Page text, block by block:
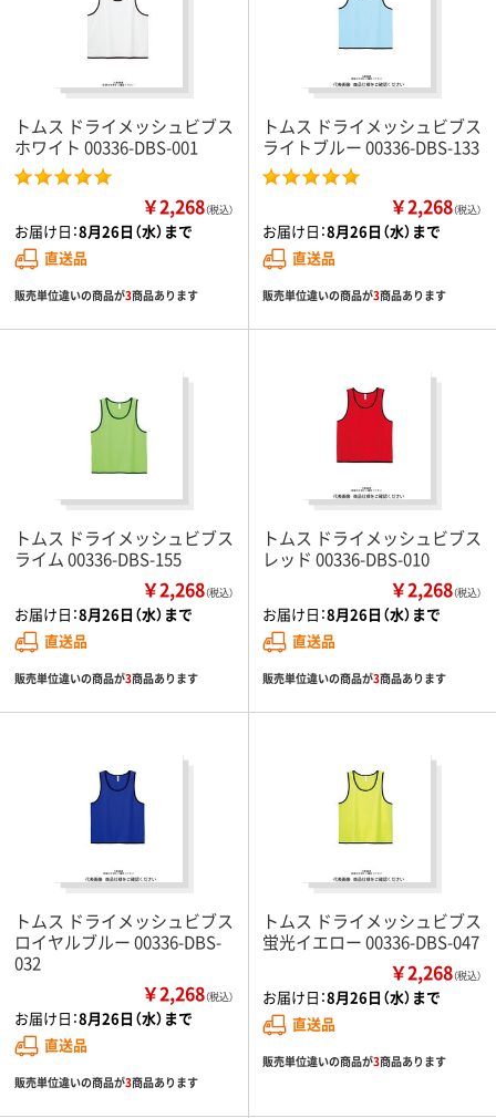
トムス ドライメッシュビブス
ホワイト 00336-DBS-001
￥2,268（税込）
お届け日：8月26日（水）まで
直送品
販売単位違いの商品が3商品あります
トムス ドライメッシュビブス
ライトブルー 00336-DBS-133
￥2,268（税込）
お届け日：8月26日（水）まで
直送品
販売単位違いの商品が3商品あります
トムス ドライメッシュビブス
ライム 00336-DBS-155
￥2,268（税込）
お届け日：8月26日（水）まで
直送品
販売単位違いの商品が3商品あります
トムス ドライメッシュビブス
レッド 00336-DBS-010
￥2,268（税込）
お届け日：8月26日（水）まで
直送品
販売単位違いの商品が3商品あります
トムス ドライメッシュビブス
ロイヤルブルー 00336-DBS-
032
￥2,268（税込）
お届け日：8月26日（水）まで
直送品
販売単位違いの商品が3商品あります
トムス ドライメッシュビブス
蛍光イエロー 00336-DBS-047
￥2,268（税込）
お届け日：8月26日（水）まで
直送品
販売単位違いの商品が3商品あります